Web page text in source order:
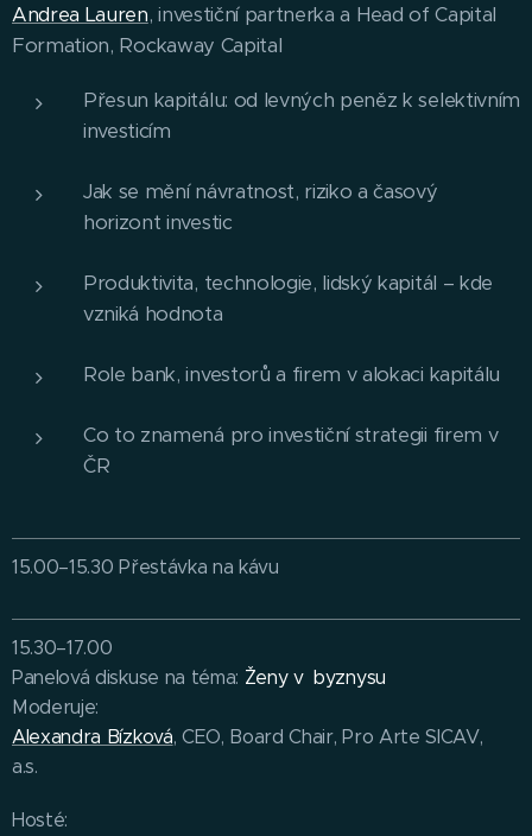
Andrea Lauren, investiční partnerka a Head of Capital
Formation, Rockaway Capital
Přesun kapitálu: od levných peněz k selektivním
investicím
Jak se mění návratnost, riziko a časový
horizont investic
Produktivita, technologie, lidský kapitál – kde
vzniká hodnota
Role bank, investorů a firem v alokaci kapitálu
Co to znamená pro investiční strategii firem v
ČR
15.00–15.30 Přestávka na kávu
15.30–17.00
Panelová diskuse na téma: Ženy v byznysu
Moderuje:
Alexandra Bízková, CEO, Board Chair, Pro Arte SICAV,
a.s.
Hosté: